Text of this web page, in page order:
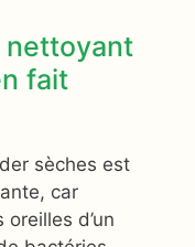
nettoyant
fait
sèches est
car
d’un